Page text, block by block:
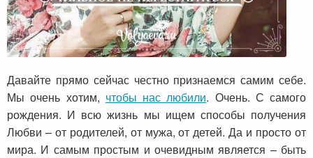
Давайте прямо сейчас честно признаемся самим себе.
Мы очень хотим, чтобы нас любили. Очень. С самого
рождения. И всю жизнь мы ищем способы получения
Любви – от родителей, от мужа, от детей. Да и просто от
мира. И самым простым и очевидным является – быть